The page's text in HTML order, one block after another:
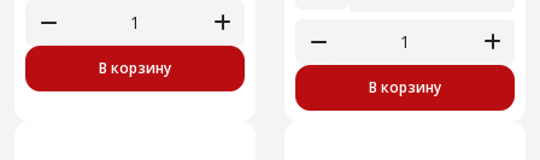
В корзину
В корзину